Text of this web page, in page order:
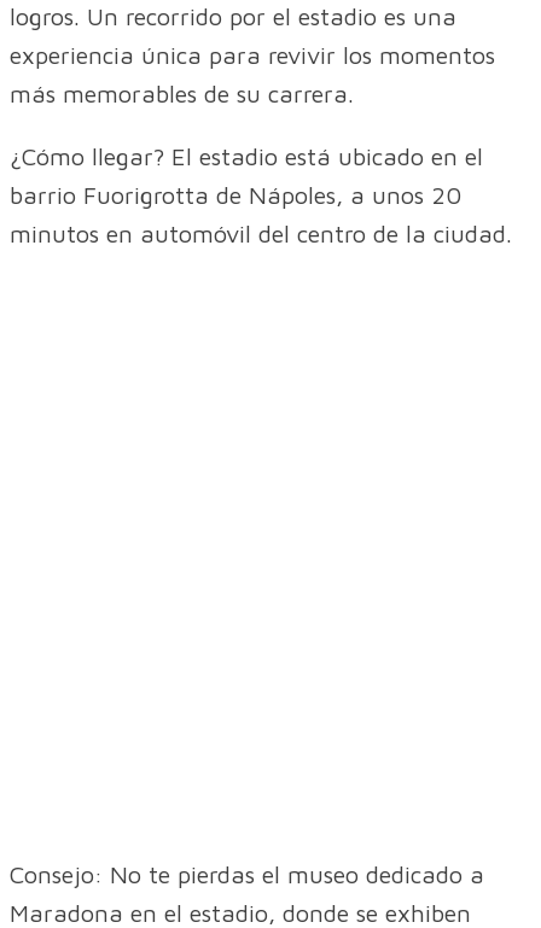
logros. Un recorrido por el estadio es una
experiencia única para revivir los momentos
más memorables de su carrera.
¿Cómo llegar? El estadio está ubicado en el
barrio Fuorigrotta de Nápoles, a unos 20
minutos en automóvil del centro de la ciudad.
Consejo: No te pierdas el museo dedicado a
Maradona en el estadio, donde se exhiben